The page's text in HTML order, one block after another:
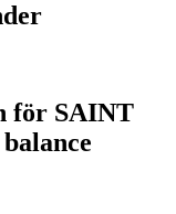
för SAINT